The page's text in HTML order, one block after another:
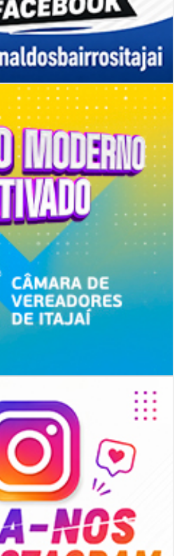
entrega de novos uniformes para
e abre primeira unidade em